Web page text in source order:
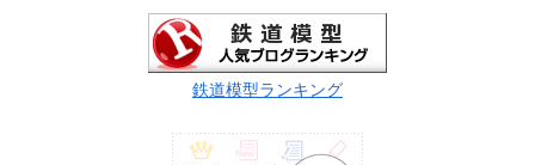
鉄道模型ランキング